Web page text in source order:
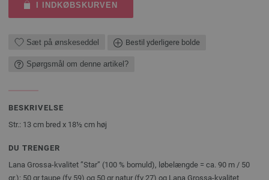
I INDKØBSKURVEN
Sæt på ønskeseddel Bestil yderligere bolde
Spørgsmål om denne artikel?
BESKRIVELSE
Str.: 13 cm bred x 18½ cm høj
DU TRENGER
Lana Grossa-kvalitet ”Star” (100 % bomuld), løbelængde = ca. 90 m / 50
gr.): 50 gr taupe (fv 59) og 50 gr natur (fv 27) og Lana Grossa-kvalitet